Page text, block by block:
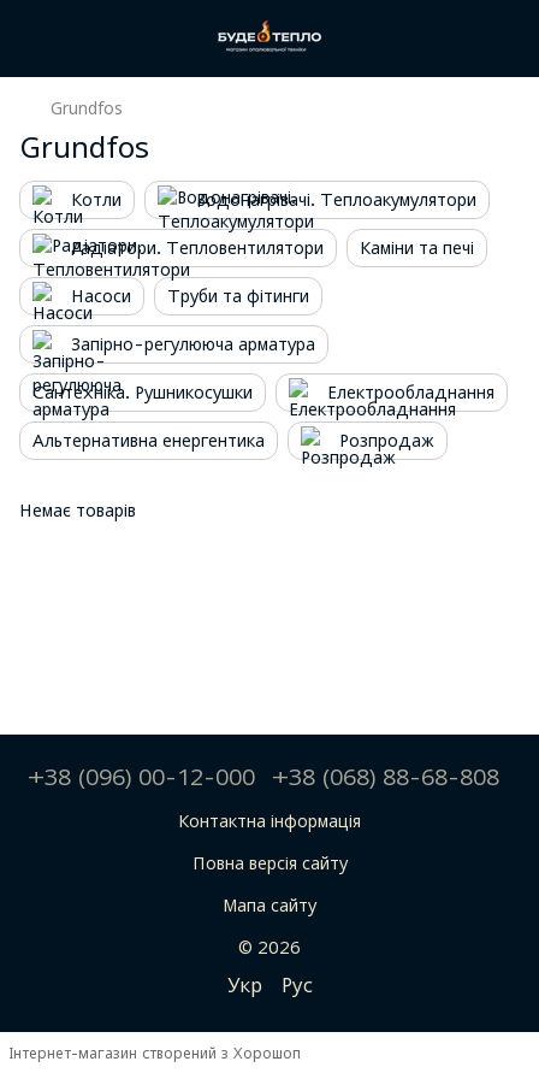
Grundfos
Grundfos
Котли Водонагрівачі. Теплоакумулятори
Радіатори. Тепловентилятори Каміни та печі
Насоси Труби та фітинги
Запірно-регулююча арматура
Сантехніка. Рушникосушки Електрообладнання
Альтернативна енергентика Розпродаж
Немає товарів
+38 (096) 00-12-000 +38 (068) 88-68-808
Контактна інформація
Повна версія сайту
Мапа сайту
© 2026
Укр Рус
Інтернет-магазин створений з Хорошоп